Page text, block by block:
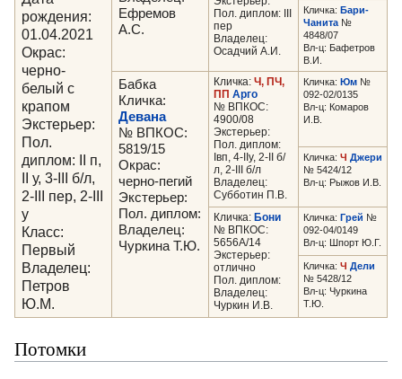
рождения:
01.04.2021
Окрас:
черно-
белый с
крапом
Экстерьер:
Пол.
диплом: II п,
II у, 3-III б/л,
2-III пер, 2-III
у
Класс:
Первый
Владелец:
Петров
Ю.М.
Ефремов
А.С.
Пол. диплом: III
пер
Владелец:
Осадчий А.И.
Кличка: Бари-
Чанита №
4848/07
Вл-ц: Бафетров
В.И.
Бабка
Кличка:
Девана
№ ВПКОС:
5819/15
Окрас:
черно-пегий
Экстерьер:
Пол. диплом:
Владелец:
Чуркина Т.Ю.
Кличка: Ч, ПЧ,
ПП Арго
№ ВПКОС:
4900/08
Экстерьер:
Пол. диплом:
Iвп, 4-IIу, 2-II б/
л, 2-III б/л
Владелец:
Субботин П.В.
Кличка: Юм №
092-02/0135
Вл-ц: Комаров
И.В.
Кличка: Ч Джери
№ 5424/12
Вл-ц: Рыжов И.В.
Кличка: Бони
№ ВПКОС:
5656А/14
Экстерьер:
отлично
Пол. диплом:
Владелец:
Чуркин И.В.
Кличка: Грей №
092-04/0149
Вл-ц: Шпорт Ю.Г.
Кличка: Ч Дели
№ 5428/12
Вл-ц: Чуркина
Т.Ю.
Потомки